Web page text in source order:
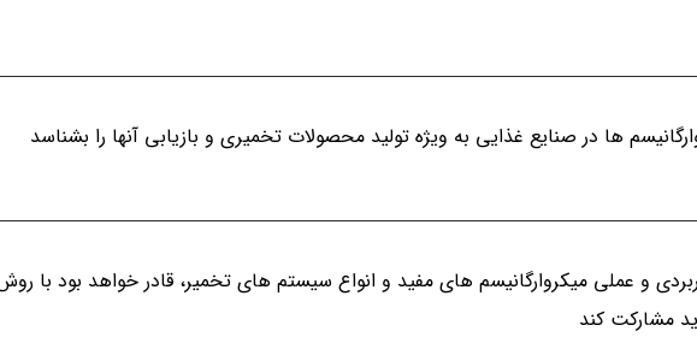
ها در صنایع غذایی به ویژه تولید محصولات تخمیری و بازیابی آنها را بشناسد
و عملی میکروارگانیسم های مفید و انواع سیستم های تخمیر، قادر خواهد بود با
مشارکت کند